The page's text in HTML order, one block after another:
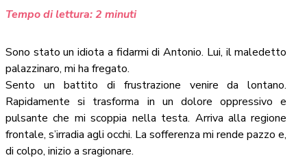
Tempo di lettura:2 minuti
Sono stato un idiota a fidarmi di Antonio. Lui, il maledetto
palazzinaro, mi ha fregato.
Sento un battito di frustrazione venire da lontano.
Rapidamente si trasforma in un dolore oppressivo e
pulsante che mi scoppia nella testa. Arriva alla regione
frontale, s’irradia agli occhi. La sofferenza mi rende pazzo e,
di colpo, inizio a sragionare.